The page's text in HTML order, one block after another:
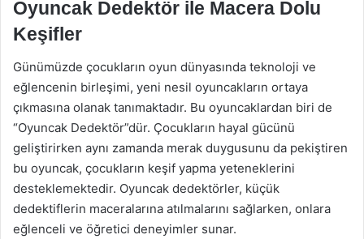
Oyuncak Dedektör ile Macera Dolu
Keşifler
Günümüzde çocukların oyun dünyasında teknoloji ve
eğlencenin birleşimi, yeni nesil oyuncakların ortaya
çıkmasına olanak tanımaktadır. Bu oyuncaklardan biri de
“Oyuncak Dedektör”dür. Çocukların hayal gücünü
geliştirirken aynı zamanda merak duygusunu da pekiştiren
bu oyuncak, çocukların keşif yapma yeteneklerini
desteklemektedir. Oyuncak dedektörler, küçük
dedektiflerin maceralarına atılmalarını sağlarken, onlara
eğlenceli ve öğretici deneyimler sunar.